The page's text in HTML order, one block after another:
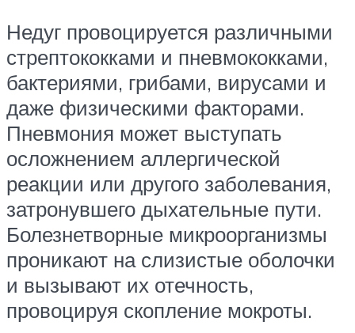
Недуг провоцируется различными
стрептококками и пневмококками,
бактериями, грибами, вирусами и
даже физическими факторами.
Пневмония может выступать
осложнением аллергической
реакции или другого заболевания,
затронувшего дыхательные пути.
Болезнетворные микроорганизмы
проникают на слизистые оболочки
и вызывают их отечность,
провоцируя скопление мокроты.